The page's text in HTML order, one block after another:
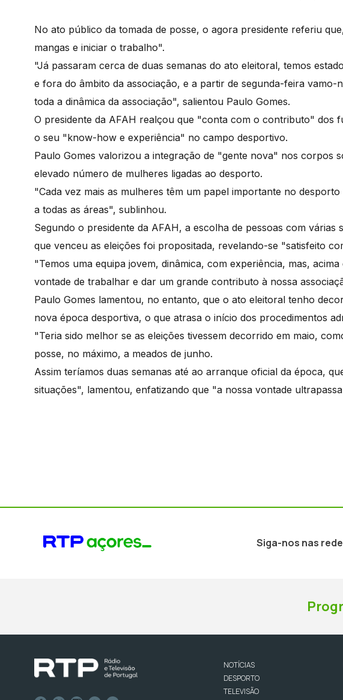
No ato público da tomada de posse, o agora presidente referiu
mangas e iniciar o trabalho".
"Já passaram cerca de duas semanas do ato eleitoral, temos
e fora do âmbito da associação, e a partir de segunda-feira vamo-
toda a dinâmica da associação", salientou Paulo Gomes.
O presidente da AFAH realçou que "conta com o contributo" dos
o seu "know-how e experiência" no campo desportivo.
Paulo Gomes valorizou a integração de "gente nova" nos corpos
elevado número de mulheres ligadas ao desporto.
"Cada vez mais as mulheres têm um papel importante no desporto
a todas as áreas", sublinhou.
Segundo o presidente da AFAH, a escolha de pessoas com várias
que venceu as eleições foi propositada, revelando-se "satisfeito
"Temos uma equipa jovem, dinâmica, com experiência, mas,
vontade de trabalhar e dar um grande contributo à nossa
Paulo Gomes lamentou, no entanto, que o ato eleitoral tenho
nova época desportiva, o que atrasa o início dos procedimentos
"Teria sido melhor se as eleições tivessem decorrido em maio,
posse, no máximo, a meados de junho.
Assim teríamos duas semanas até ao arranque oficial da época,
situações", lamentou, enfatizando que "a nossa vontade
Siga-nos nas
NOTÍCIAS
DESPORTO
TELEVISÃO